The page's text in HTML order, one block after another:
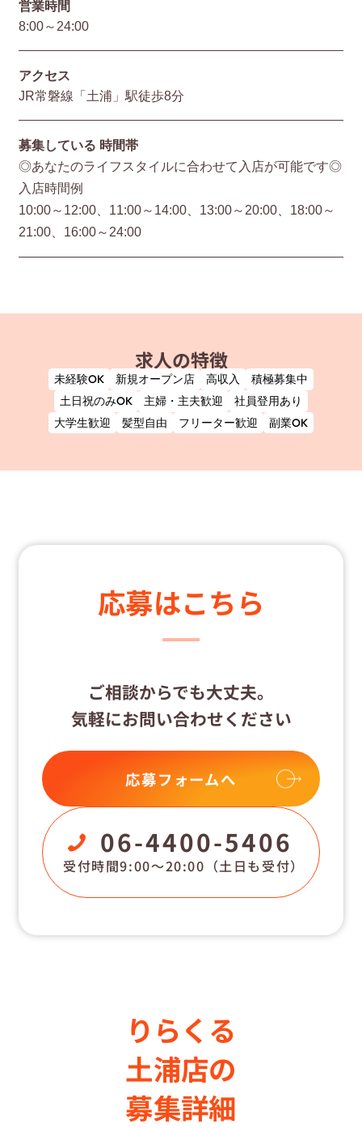
営業時間
8:00～24:00
アクセス
JR常磐線「土浦」駅徒歩8分
募集している 時間帯
◎あなたのライフスタイルに合わせて入店が可能です◎
入店時間例
10:00～12:00、11:00～14:00、13:00～20:00、18:00～
21:00、16:00～24:00
求人の特徴
未経験OK 新規オープン店 高収入
積極募集中
土日祝のみOK
主婦・主夫歓迎
社員登用あり
大学生歓迎
髪型自由 フリーター歓迎 副業OK
応募はこちら
ご相談からでも大丈夫。
気軽にお問い合わせください
応募フォームへ
06-4400-5406
受付時間9:00〜20:00 （土日も受付）
りらくる
土浦店の
募集詳細